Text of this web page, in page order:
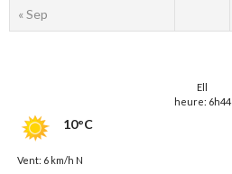
« Sep
Ell
heure: 6h44
10°C
Vent: 6 km/h N